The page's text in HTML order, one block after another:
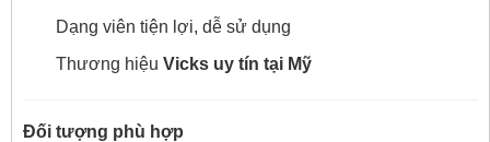
Dạng viên tiện lợi, dễ sử dụng
Thương hiệu Vicks uy tín tại Mỹ
Đối tượng phù hợp